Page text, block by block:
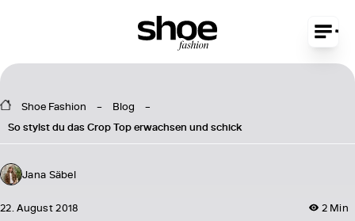
Shoe Fashion
Blog
So stylst du das Crop Top erwachsen und schick
Jana Säbel
2 Min
22. August 2018